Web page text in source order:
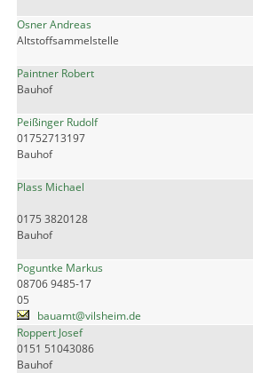
Osner Andreas
Altstoffsammelstelle
Paintner Robert
Bauhof
Peißinger Rudolf
01752713197
Bauhof
Plass Michael
0175 3820128
Bauhof
Poguntke Markus
08706 9485-17
05
bauamt@vilsheim.de
Roppert Josef
0151 51043086
Bauhof